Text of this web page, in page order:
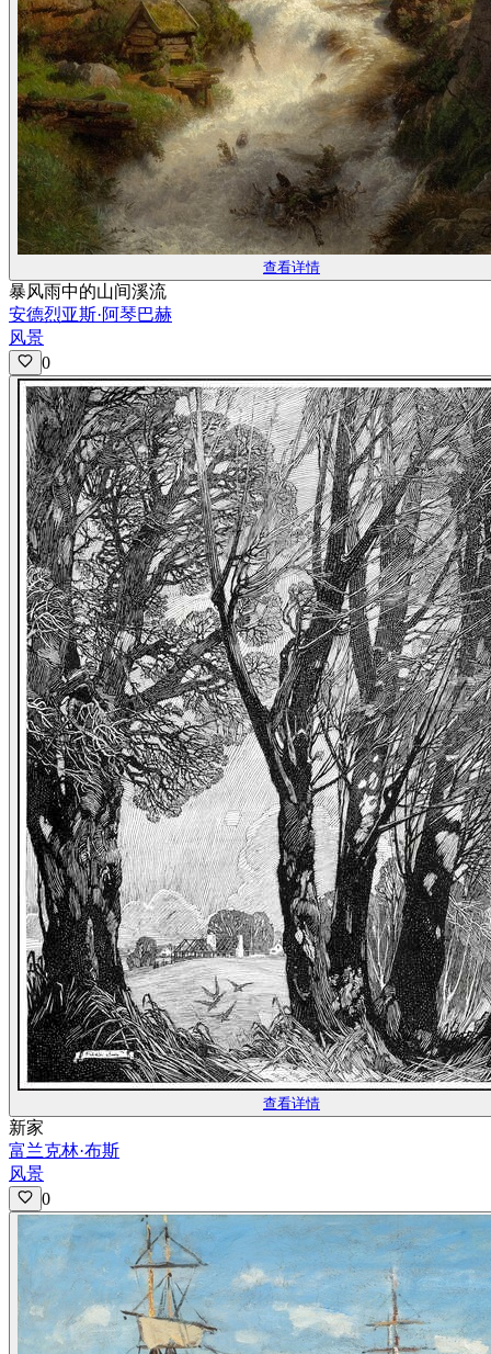
查看详情
暴风雨中的山间溪流
安德烈亚斯·阿琴巴赫
风景
0
查看详情
新家
富兰克林·布斯
风景
0